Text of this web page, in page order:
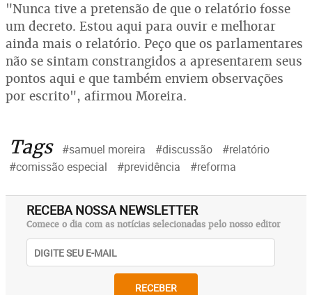
"Nunca tive a pretensão de que o relatório fosse
um decreto. Estou aqui para ouvir e melhorar
ainda mais o relatório. Peço que os parlamentares
não se sintam constrangidos a apresentarem seus
pontos aqui e que também enviem observações
por escrito", afirmou Moreira.
Tags #samuel moreira #discussão
#relatório
#comissão especial
#previdência #reforma
RECEBA NOSSA NEWSLETTER
Comece o dia com as notícias selecionadas pelo nosso editor
RECEBER